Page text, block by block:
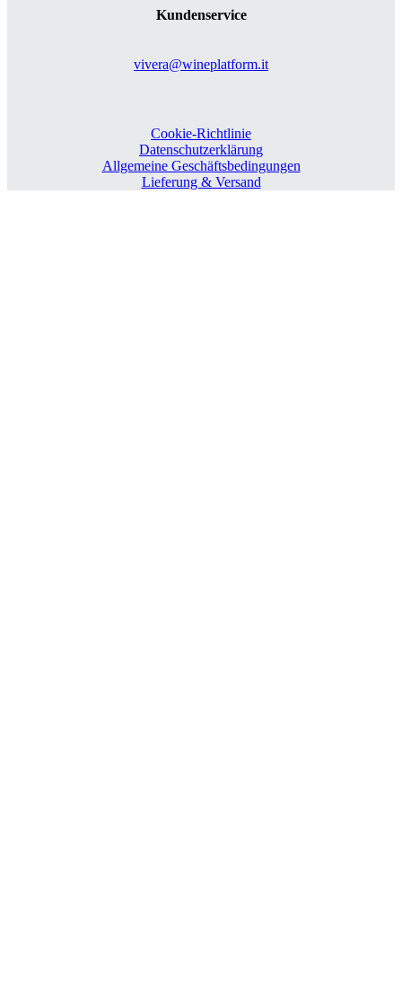
Kundenservice
vivera@wineplatform.it
Cookie-Richtlinie
Datenschutzerklärung
Allgemeine Geschäftsbedingungen
Lieferung & Versand